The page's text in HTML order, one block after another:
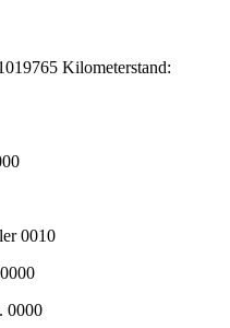
Kilometerstand:
0010
0000